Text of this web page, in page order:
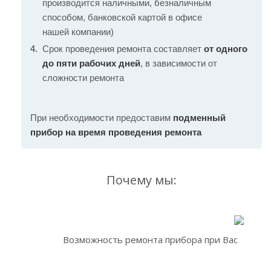
производится наличными, безналичным
способом, банковской картой в офисе
нашей компании)
Срок проведения ремонта составляет от одного
до пяти рабочих дней, в зависимости от
сложности ремонта
При необходимости предоставим подменный
прибор на время проведения ремонта
Почему мы:
Возможность ремонта прибора при Вас